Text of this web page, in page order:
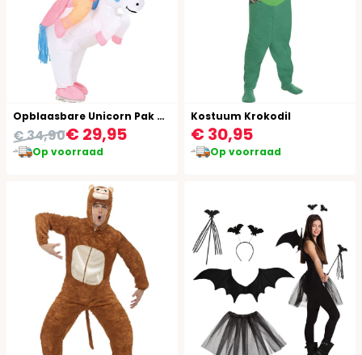
Opblaasbare Unicorn Pak Kind
€ 29,95
€ 34,90
Op voorraad
Kostuum Krokodil
€ 30,95
Op voorraad